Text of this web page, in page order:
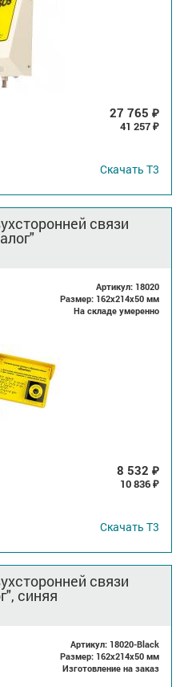
27 765 ₽
41 257 ₽
Скачать Т3
связи
Артикул: 18020
Размер: 162x214x50 мм
На складе умеренно
8 532 ₽
10 836 ₽
Скачать Т3
связи
синяя
Артикул: 18020-Black
Размер: 162x214x50 мм
Изготовление на заказ